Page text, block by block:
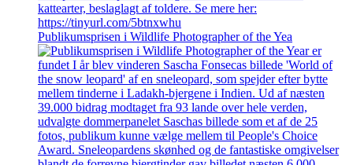
Publikumsprisen i Wildlife Photographer of the Yea